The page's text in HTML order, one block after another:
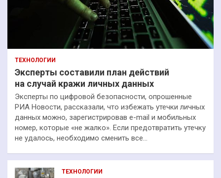
ТЕХНОЛОГИИ
Эксперты составили план действий
на случай кражи личных данных
Эксперты по цифровой безопасности, опрошенные
РИА Новости, рассказали, что избежать утечки личных
данных можно, зарегистрировав e-mail и мобильных
номер, которые «не жалко». Если предотвратить утечку
не удалось, необходимо сменить все…
ТЕХНОЛОГИИ